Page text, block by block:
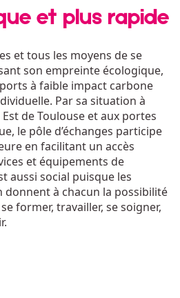
et plus rapide
et tous les moyens de se
son empreinte écologique,
à faible impact carbone
Par sa situation à
de Toulouse et aux portes
le pôle d’échanges participe
en facilitant un accès
et équipements de
aussi social puisque les
à chacun la possibilité
former, travailler, se soigner,